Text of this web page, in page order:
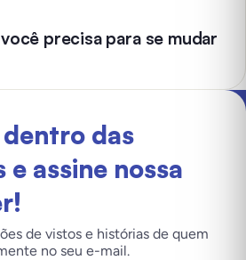
precisa para se mudar
das
e assine nossa
de vistos e histórias de quem
no seu e-mail.